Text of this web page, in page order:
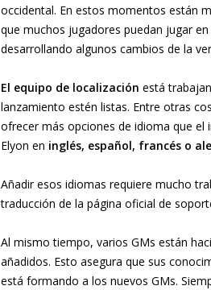
occidental. En estos momentos están
que muchos jugadores puedan jugar
desarrollando algunos cambios de la
El equipo de localización está
lanzamiento estén listas. Entre otras
ofrecer más opciones de idioma que el
Elyon en inglés, español, francés o
Añadir esos idiomas requiere mucho
traducción de la página oficial de
Al mismo tiempo, varios GMs están
añadidos. Esto asegura que sus
está formando a los nuevos GMs.